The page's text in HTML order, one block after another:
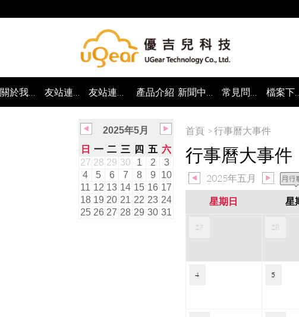
產品介紹 檔案下載✓
2025年5月
日 一 二 三 四 五 六
27 28 29 30 1 2
3
4
5 6 7 8 9
10
11 12 13 14 15 16 17
18 19 20 21 22 23 24
25 26 27 28 29 30 31
首頁 行事曆大事件
行事曆大事件
2025年五月
星期日 星
27 28
4 5